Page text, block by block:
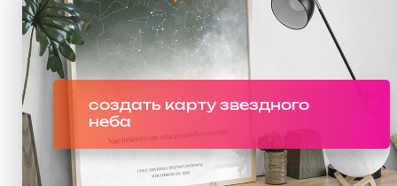
создать карту звездного
неба